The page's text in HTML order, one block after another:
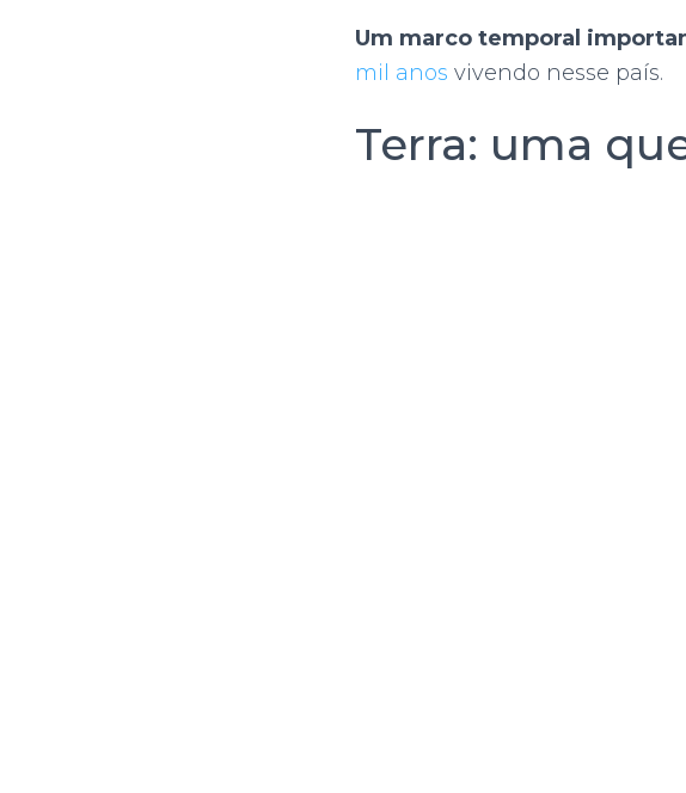
Um marco temporal
mil anos vivendo nesse país.
Terra: uma